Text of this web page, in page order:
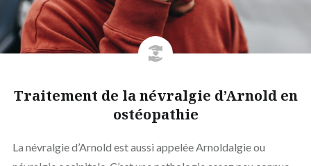
Traitement de la névralgie d’Arnold en
ostéopathie
La névralgie d’Arnold est aussi appelée Arnoldalgie ou